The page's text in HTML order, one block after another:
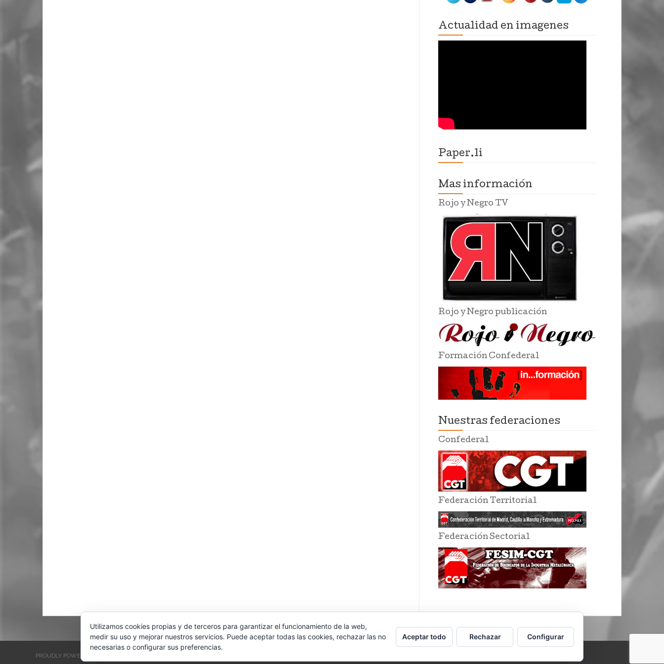
Actualidad en imagenes
Paper.li
Mas información
Rojo y Negro TV
Rojo y Negro publicación
Formación Confederal
Nuestras federaciones
Confederal
Federación Territorial
Federación Sectorial
PROUDLY POWERED BY WORDPRESS
Utilizamos cookies propias y de terceros para garantizar el funcionamiento de la web,
medir su uso y mejorar nuestros servicios. Puede aceptar todas las cookies, rechazar las no
necesarias o configurar sus preferencias.
Aceptar todo Rechazar Configurar